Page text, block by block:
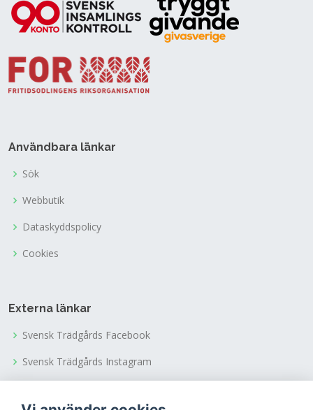
Användbara länkar
Sök
Webbutik
Dataskyddspolicy
Cookies
Externa länkar
Svensk Trädgårds Facebook
Svensk Trädgårds Instagram